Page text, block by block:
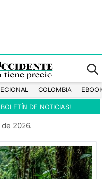
COLOMBIA
DE NOTICIAS!
2026.